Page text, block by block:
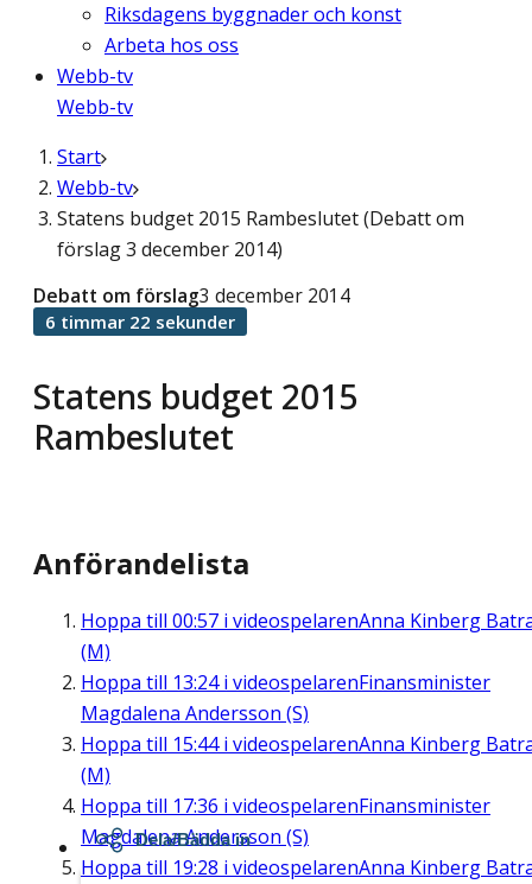
Riksdagens byggnader och konst
Arbeta hos oss
Webb-tv
Webb-tv
Start
Webb-tv
Statens budget 2015 Rambeslutet (Debatt om
förslag 3 december 2014)
Statens budget 2015
Rambeslutet
Debatt om förslag3 december 2014
6 timmar 22 sekunder
Anförandelista
Hoppa till 00:57 i videospelarenAnna Kinberg
(M)
Hoppa till 13:24i videospelarenFinansminister
Magdalena Andersson (S)
Hoppa till 15:44i videospelarenAnna Kinberg
(M)
Hoppa till 17:36 i videospelarenFinansminister
Magdalena Andersson (S)
Hoppa till 19:28 i videospelarenAnna Kinberg
Dela/Bädda in